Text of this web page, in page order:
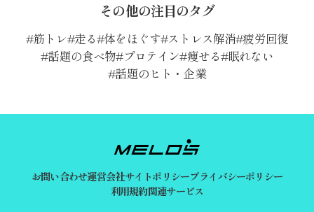
その他の注目のタグ
筋トレ 走る 体をほぐす ストレス解消 疲労回復
話題の食べ物 プロテイン 痩せる 眠れない
話題のヒト・企業
お問い合わせ運営会社サイトポリシープライバシーポリシー
利用規約関連サービス